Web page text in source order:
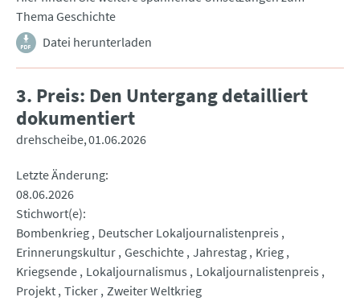
Thema Geschichte
Datei herunterladen
3. Preis: Den Untergang detailliert
dokumentiert
drehscheibe 01.06.2026
Letzte Änderung
08.06.2026
Stichwort(e)
Bombenkrieg Deutscher Lokaljournalistenpreis
Erinnerungskultur Geschichte Jahrestag Krieg
Kriegsende Lokaljournalismus
Lokaljournalistenpreis
Projekt Ticker Zweiter Weltkrieg